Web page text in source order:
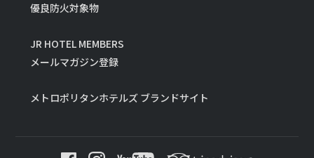
優良防火対象物
JR HOTEL MEMBERS
メールマガジン登録
メトロポリタンホテルズ ブランドサイト